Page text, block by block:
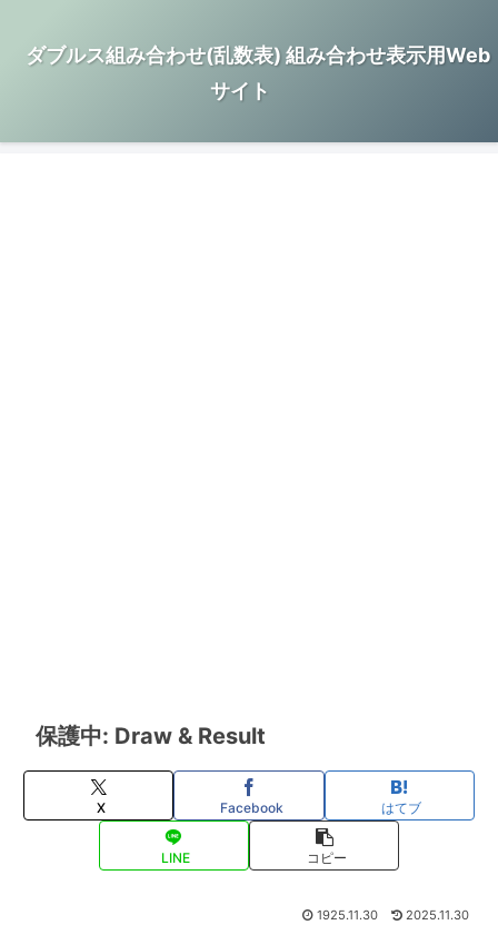
ダブルス組み合わせ(乱数表) 組み合わせ表示用Web
サイト
保護中: Draw & Result
X Facebook はてブ
LINE コピー
1925.11.30 2025.11.30